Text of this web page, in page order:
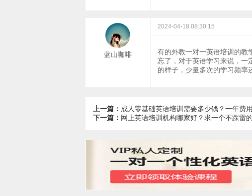
蓝山咖啡
2024-04-18 08:30:15
有的外教一对一英语培训的教
忘了，对于英语学习来说，一
的样子，少量多次的学习频率
上一篇： 成人零基础英语培训需要多少钱？一年费
下一篇： 网上英语培训机构哪家好？求一个不踩雷